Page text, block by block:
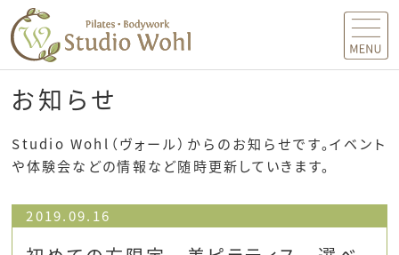
MENU
お知らせ
Studio Wohl（ヴォール）からのお知らせです。イベント
や体験会などの情報など随時更新していきます。
2019.09.16